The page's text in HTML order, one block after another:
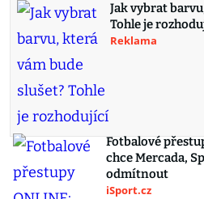
Jak vybrat
Tohle je
Reklama
Fotbalové
chce Mercada,
odmítnout
iSport.cz